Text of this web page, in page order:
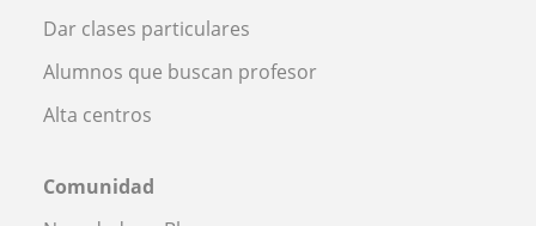
Dar clases particulares
Alumnos que buscan profesor
Alta centros
Comunidad